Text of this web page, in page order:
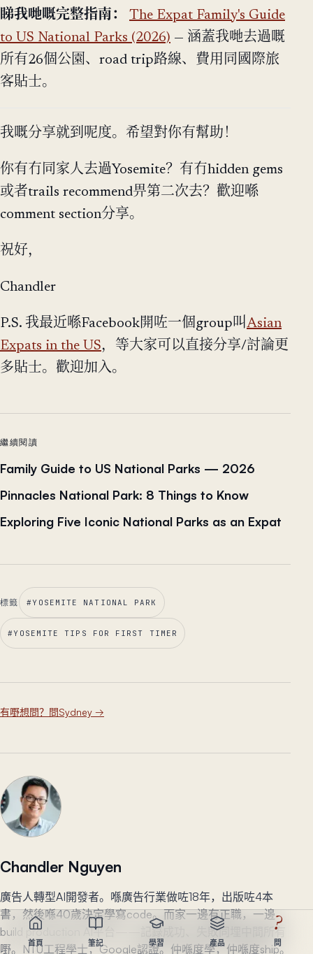
睇我哋嘅完整指南：
The Expat Family's Guide
to US National Parks (2026) — 涵蓋我哋去過嘅
所有26個公園、road trip路線、費用同國際旅
客貼士。
我嘅分享就到呢度。希望對你有幫助！
你有冇同家人去過Yosemite？有冇hidden gems
或者trails recommend畀第二次去？歡迎喺
comment section分享。
祝好，
Chandler
P.S. 我最近喺Facebook開咗一個group叫 Asian
Expats in the US，等大家可以直接分享/討論更
多貼士。歡迎加入。
繼續閱讀
Family Guide to US National Parks — 2026
Pinnacles National Park: 8 Things to Know
Exploring Five Iconic National Parks as an Expat
標籤 #YOSEMITE NATIONAL PARK
#YOSEMITE TIPS FOR FIRST TIMER
有嘢想問？問Sydney →
Chandler Nguyen
廣告人轉型AI開發者。喺廣告行業做咗18年，出版咗4本
書，然後喺40歲決定學寫code。而家一邊有正職，一邊
build production AI平台——記錄成功、失敗同埋中間所有
嘢。NTU工程學士，Google認證。仲喺度學，仲喺度ship。
首頁 筆記 學習 產品
?
問